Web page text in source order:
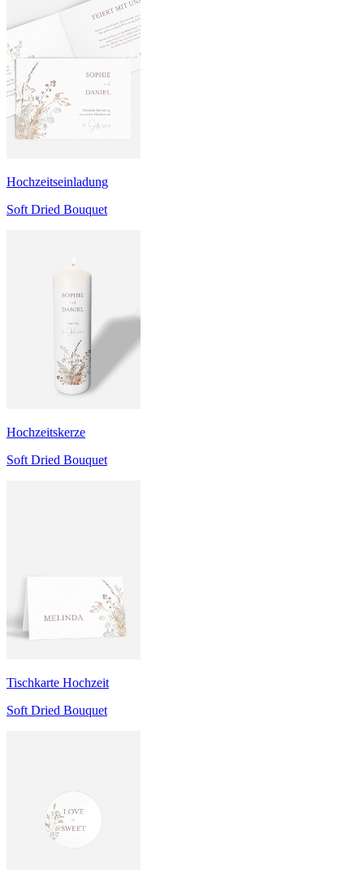
Hochzeitseinladung
Soft Dried Bouquet
Hochzeitskerze
Soft Dried Bouquet
Tischkarte Hochzeit
Soft Dried Bouquet